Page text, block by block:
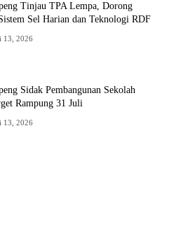
Tinjau TPA Lempa, Dorong
Sel Harian dan Teknologi RDF
13, 2026
Sidak Pembangunan Sekolah
Rampung 31 Juli
13, 2026